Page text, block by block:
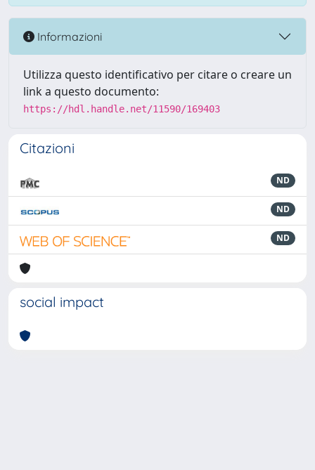
Informazioni
Utilizza questo identificativo per citare o creare un
link a questo documento:
https://hdl.handle.net/11590/169403
Citazioni
ND
ND
ND
social impact